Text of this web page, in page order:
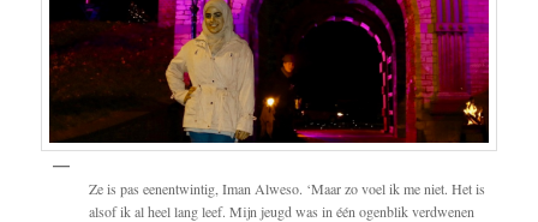
Ze is pas eenentwintig, Iman Alweso. ‘Maar zo voel ik me niet. Het is
alsof ik al heel lang leef. Mijn jeugd was in één ogenblik verdwenen